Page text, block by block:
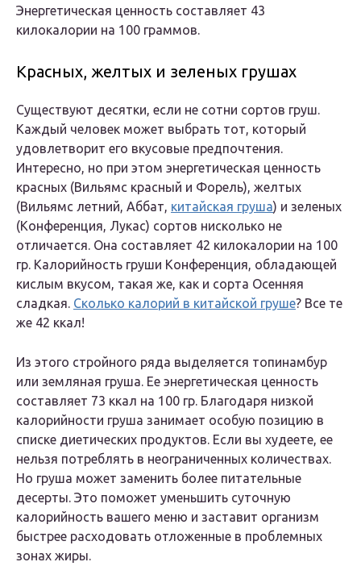
Энергетическая ценность составляет 43
килокалории на 100 граммов.
Красных, желтых и зеленых грушах
Существуют десятки, если не сотни сортов груш.
Каждый человек может выбрать тот, который
удовлетворит его вкусовые предпочтения.
Интересно, но при этом энергетическая ценность
красных (Вильямс красный и Форель), желтых
(Вильямс летний, Аббат, китайская груша) и зеленых
(Конференция, Лукас) сортов нисколько не
отличается. Она составляет 42 килокалории на 100
гр. Калорийность груши Конференция, обладающей
кислым вкусом, такая же, как и сорта Осенняя
сладкая. Сколько калорий в китайской груше? Все те
же 42 ккал!
Из этого стройного ряда выделяется топинамбур
или земляная груша. Ее энергетическая ценность
составляет 73 ккал на 100 гр. Благодаря низкой
калорийности груша занимает особую позицию в
списке диетических продуктов. Если вы худеете, ее
нельзя потреблять в неограниченных количествах.
Но груша может заменить более питательные
десерты. Это поможет уменьшить суточную
калорийность вашего меню и заставит организм
быстрее расходовать отложенные в проблемных
зонах жиры.